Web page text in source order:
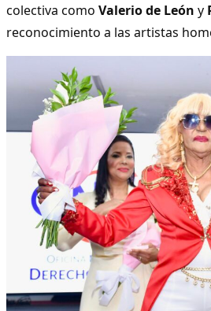
colectiva como Valerio de León y
reconocimiento a las artistas